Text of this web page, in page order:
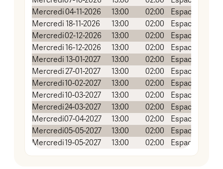
Mercredi04-11-2026 13:00 02:00
Espace
Mercredi 18-11-2026 13:00 02:00
Espace
Mercredi02-12-2026 13:00 02:00
Espace
Mercredi16-12-2026 13:00 02:00
Espace
Mercredi 13-01-2027 13:00 02:00
Espace
Mercredi 27-01-2027 13:00 02:00
Espace
Mercredi10-02-2027 13:00 02:00
Espace
Mercredi10-03-2027 13:00 02:00
Espace
Mercredi24-03-2027 13:00 02:00
Espace
Mercredi07-04-2027 13:00 02:00
Espace
Mercredi05-05-2027 13:00 02:00
Espace
Mercredi19-05-2027 13:00 02:00 Espace